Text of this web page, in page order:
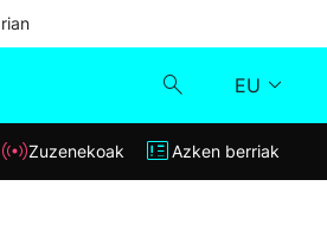
EU
Klisk
Zuzenekoak Azken berriak